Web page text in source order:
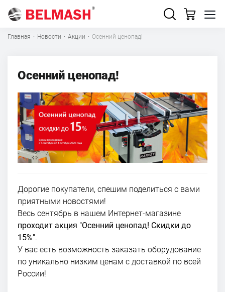
Главная · Новости · Акции · Осенний ценопад!
Осенний ценопад!
Дорогие покупатели, спешим поделиться с вами
приятными новостями!
Весь сентябрь в нашем Интернет-магазине
проходит акция "Осенний ценопад! Скидки до
15%".
У вас есть возможность заказать оборудование
по уникально низким ценам с доставкой по всей
России!